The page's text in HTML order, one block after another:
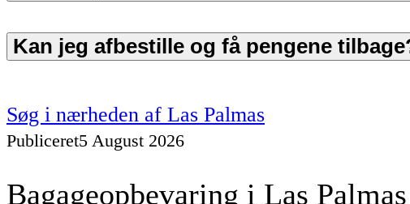
Kan jeg afbestille og få pengene
Søg i nærheden af Las Palmas
Publiceret5 August 2026
Bagageopbevaring i Las